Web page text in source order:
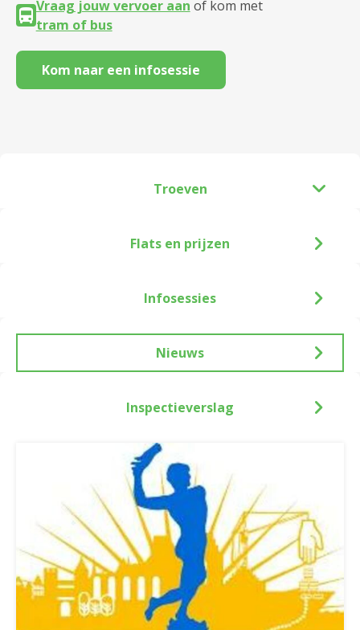
Vraag jouw vervoer aan of kom met
tram of bus
Kom naar een infosessie
Troeven
Flats en prijzen
Infosessies
Nieuws
Inspectieverslag